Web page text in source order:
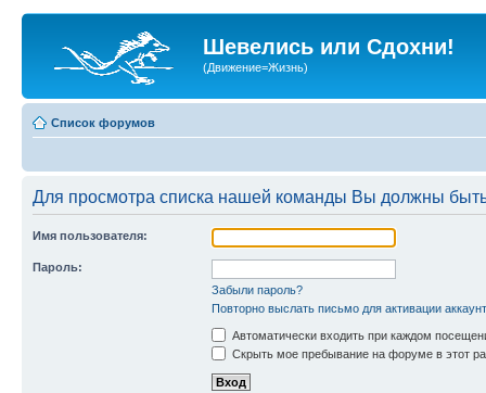
Шевелись или Сдохни!
(Движение=Жизнь)
Список форумов
Для просмотра списка нашей команды Вы должны
Имя пользователя:
Пароль:
Забыли пароль?
Повторно выслать письмо для активации
Автоматически входить при каждом
Скрыть мое пребывание на форуме в этот